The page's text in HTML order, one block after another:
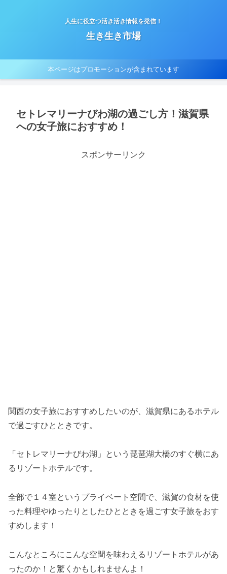
人生に役立つ活き活き情報を発信！
生き生き市場
本ページはプロモーションが含まれています
セトレマリーナびわ湖の過ごし方！滋賀県
への女子旅におすすめ！
スポンサーリンク
関西の女子旅におすすめしたいのが、滋賀県にあるホテル
で過ごすひとときです。
「セトレマリーナびわ湖」という琵琶湖大橋のすぐ横にあ
るリゾートホテルです。
全部で１４室というプライベート空間で、滋賀の食材を使
った料理やゆったりとしたひとときを過ごす女子旅をおす
すめします！
こんなところにこんな空間を味わえるリゾートホテルがあ
ったのか！と驚くかもしれませんよ！